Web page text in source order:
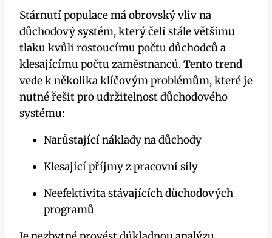
Stárnutí populace má obrovský vliv na
důchodový systém, který čelí stále většímu
tlaku kvůli rostoucímu počtu důchodců a
klesajícímu počtu zaměstnanců. Tento trend
vede k několika klíčovým problémům, které je
nutné řešit pro udržitelnost důchodového
systému:
Narůstající náklady na důchody
Klesající příjmy z pracovní síly
Neefektivita stávajících důchodových
programů